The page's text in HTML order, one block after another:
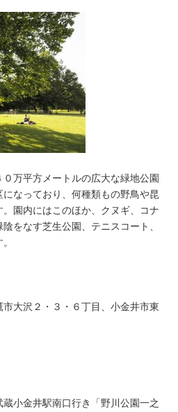
万平方メートルの広大な緑地公園
なっており、何種類もの野鳥や昆
園内にはこのほか、クヌギ、コナ
をなす芝生公園、テニスコート、
大沢２・３・６丁目、小金井市東
小金井駅南口行き「野川公園一之